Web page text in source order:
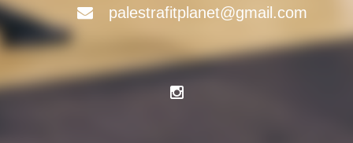
palestrafitplanet@gmail.com